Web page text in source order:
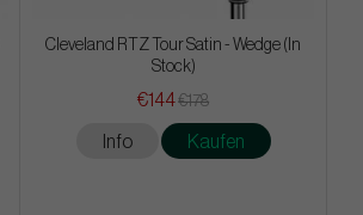
Cleveland RTZ Tour Satin - Wedge (In
Stock)
€144€178
Info Kaufen